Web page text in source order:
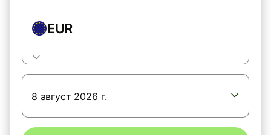
EUR
8 август 2026 г.